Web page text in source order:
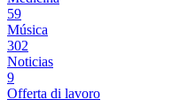
59
Música
302
Noticias
9
Offerta di lavoro